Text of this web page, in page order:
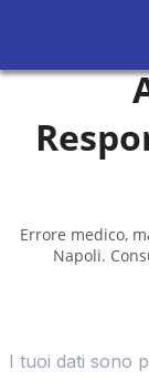
Errore medico,
Napoli.